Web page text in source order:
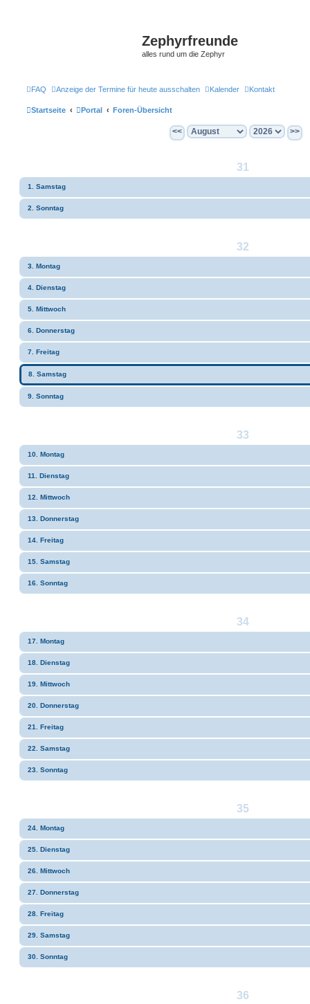
Zephyrfreunde
alles rund um die Zephyr
FAQ Anzeige der Termine für heute ausschalten Kalender Kontakt
Startseite Portal Foren-Übersicht
<< >>
31
1. Samstag
2. Sonntag
32
3. Montag
4. Dienstag
5. Mittwoch
6. Donnerstag
7. Freitag
8. Samstag
9. Sonntag
33
10. Montag
11. Dienstag
12. Mittwoch
13. Donnerstag
14. Freitag
15. Samstag
16. Sonntag
34
17. Montag
18. Dienstag
19. Mittwoch
20. Donnerstag
21. Freitag
22. Samstag
23. Sonntag
35
24. Montag
25. Dienstag
26. Mittwoch
27. Donnerstag
28. Freitag
29. Samstag
30. Sonntag
36